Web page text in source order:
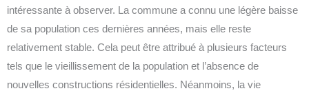
intéressante à observer. La commune a connu une légère baisse
de sa population ces dernières années, mais elle reste
relativement stable. Cela peut être attribué à plusieurs facteurs
tels que le vieillissement de la population et l’absence de
nouvelles constructions résidentielles. Néanmoins, la vie